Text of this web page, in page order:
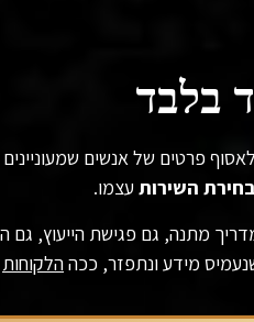
בלבד
פרטים של אנשים
בחירת השירות עצמו.
מתנה, גם פגישת הייעוץ, גם
מידע ונתפזר, ככההלקוחות